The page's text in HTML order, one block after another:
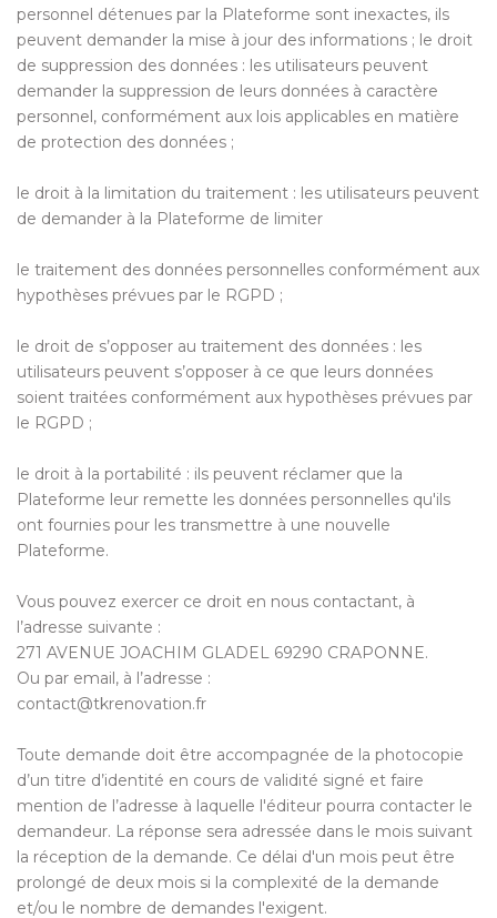
personnel détenues par la Plateforme sont inexactes, ils
peuvent demander la mise à jour des informations ; le droit
de suppression des données : les utilisateurs peuvent
demander la suppression de leurs données à caractère
personnel, conformément aux lois applicables en matière
de protection des données ;
le droit à la limitation du traitement : les utilisateurs peuvent
de demander à la Plateforme de limiter
le traitement des données personnelles conformément aux
hypothèses prévues par le RGPD ;
le droit de s’opposer au traitement des données : les
utilisateurs peuvent s’opposer à ce que leurs données
soient traitées conformément aux hypothèses prévues par
le RGPD ;
le droit à la portabilité : ils peuvent réclamer que la
Plateforme leur remette les données personnelles qu'ils
ont fournies pour les transmettre à une nouvelle
Plateforme.
Vous pouvez exercer ce droit en nous contactant, à
l’adresse suivante :
271 AVENUE JOACHIM GLADEL 69290 CRAPONNE.
Ou par email, à l’adresse :
contact@tkrenovation.fr
Toute demande doit être accompagnée de la photocopie
d’un titre d’identité en cours de validité signé et faire
mention de l’adresse à laquelle l'éditeur pourra contacter le
demandeur. La réponse sera adressée dans le mois suivant
la réception de la demande. Ce délai d'un mois peut être
prolongé de deux mois si la complexité de la demande
et/ou le nombre de demandes l'exigent.